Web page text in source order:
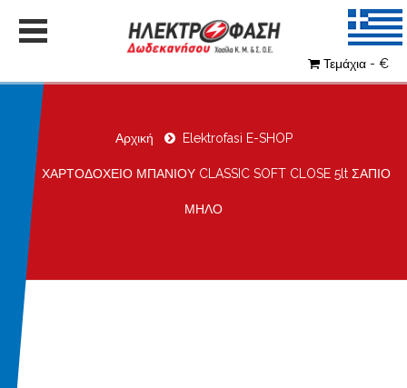
Τεμάχια - €
Αρχική Elektrofasi E-SHOP
ΧΑΡΤΟΔΟΧΕΙΟ ΜΠΑΝΙΟΥ CLASSIC SOFT CLOSE 5lt ΣΑΠΙΟ
ΜΗΛΟ